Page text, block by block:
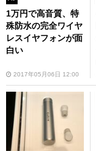
1万円で高音質、特
殊防水の完全ワイヤ
レスイヤフォンが面
白い
2017年05月06日 12:00